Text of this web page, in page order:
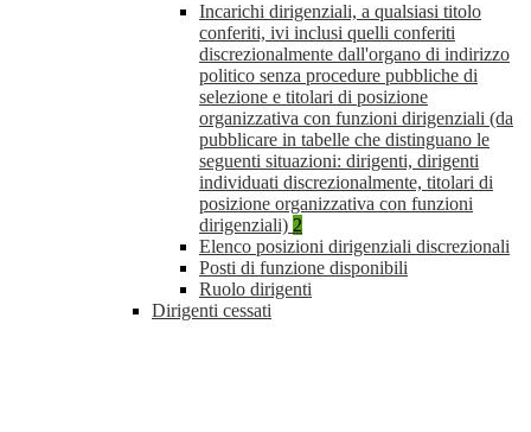
Incarichi dirigenziali, a qualsiasi titolo
conferiti, ivi inclusi quelli conferiti
discrezionalmente dall'organo di indirizzo
politico senza procedure pubbliche di
selezione e titolari di posizione
organizzativa con funzioni dirigenziali (da
pubblicare in tabelle che distinguano le
seguenti situazioni: dirigenti, dirigenti
individuati discrezionalmente, titolari di
posizione organizzativa con funzioni
dirigenziali) 2
Elenco posizioni dirigenziali discrezionali
Posti di funzione disponibili
Ruolo dirigenti
Dirigenti cessati